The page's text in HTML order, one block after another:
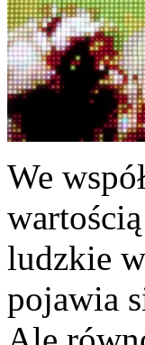
We
ludzkie
pojawia